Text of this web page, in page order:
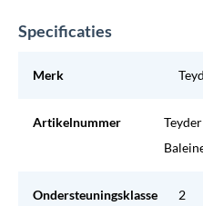
Specificaties
Merk
Artikelnummer
Ondersteuningsklasse 2